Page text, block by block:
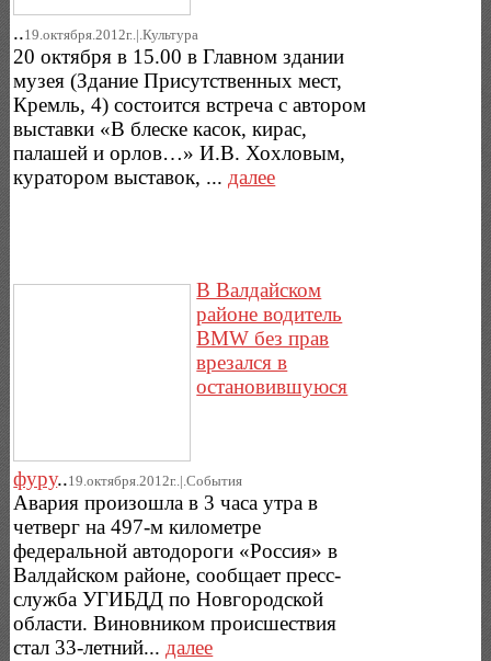
..19.октября.2012г..|.Культура
20 октября в 15.00 в Главном здании
музея (Здание Присутственных мест,
Кремль, 4) состоится встреча с автором
выставки «В блеске касок, кирас,
палашей и орлов…» И.В. Хохловым,
куратором выставок, ... далее
В Валдайском
районе водитель
BMW без прав
врезался в
остановившуюся
фуру..19.октября.2012г..|.Cобытия
Авария произошла в 3 часа утра в
четверг на 497-м километре
федеральной автодороги «Россия» в
Валдайском районе, сообщает пресс-
служба УГИБДД по Новгородской
области. Виновником происшествия
стал 33-летний...далее